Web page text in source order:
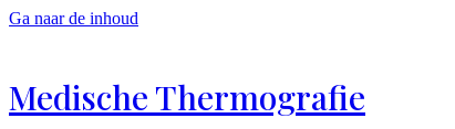
Ga naar de inhoud
Medische Thermografie